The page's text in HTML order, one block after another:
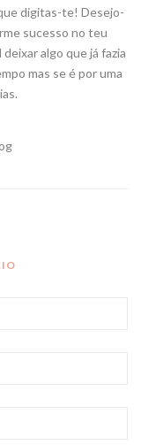
digitas-te! Desejo-
sucesso no teu
algo que já fazia
mas se é por uma